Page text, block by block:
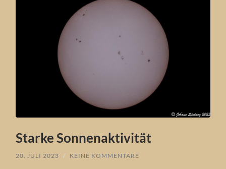
Starke Sonnenaktivität
20. JULI 2023 / KEINE KOMMENTARE